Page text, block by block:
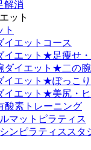
解消
ット
ト
イエットコース
イエット★足痩せ
イエット★二の腕
エット★ぽっこ
エット★美尻・
酸素トレーニング
マットピラティス
ンピラティススタ